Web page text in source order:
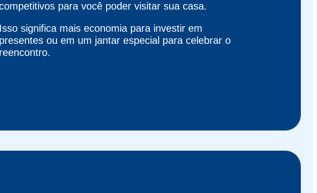
para você poder visitar sua casa.
Isso significa mais economia para investir em
presentes ou em um jantar especial para celebrar o
reencontro.